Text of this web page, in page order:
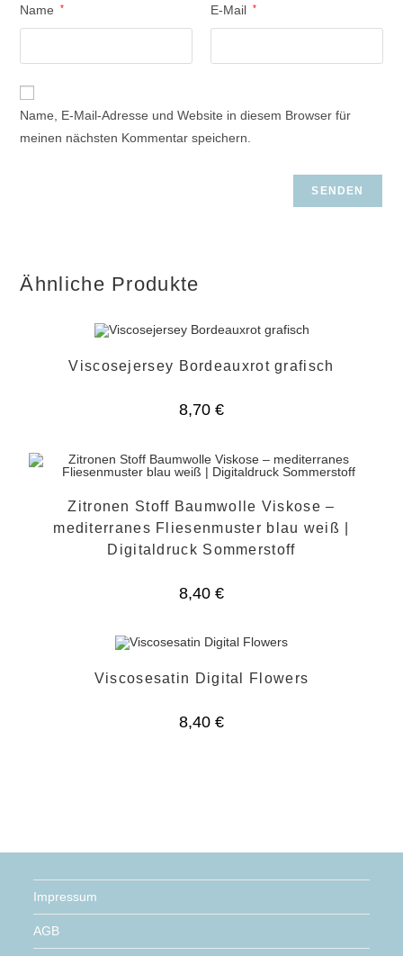
Name * E-Mail *
Name, E-Mail-Adresse und Website in diesem Browser für
meinen nächsten Kommentar speichern.
Ähnliche Produkte
Viscosejersey Bordeauxrot grafisch
8,70 €
Zitronen Stoff Baumwolle Viskose –
mediterranes Fliesenmuster blau weiß |
Digitaldruck Sommerstoff
8,40 €
Viscosesatin Digital Flowers
8,40 €
Impressum
AGB